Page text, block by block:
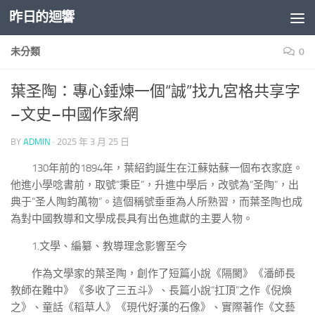
Skip to content
昨日的迴響
未分類 0
葉圣陶：專心錘煉一個“誠”找九宮格共享字
–文史–中國作家網
BY ADMIN · 2025 年 3 月 25 日
130年前的1894年，葉紹鈞誕生在江蘇姑蘇一個布衣家庭。
他進小學唸書前，取號“秉臣”，升進中學后，改號為“圣陶”，出
典于“圣人陶鈞萬物”。這個稱號垂垂為人所熟習，而葉圣陶也成
為對中國教導和文學成長具有出色進獻的主要人物。
1.文學、編纂、教導理念影響至今
作為文學家的葉圣陶，創作了短篇小說《隔閡》《潘師長
教師在難中》《多收了三五斗》、長篇小說“扛頂”之作《倪煥
之》、童話《稻草人》《現代好漢的石像》、實際著作《文藝